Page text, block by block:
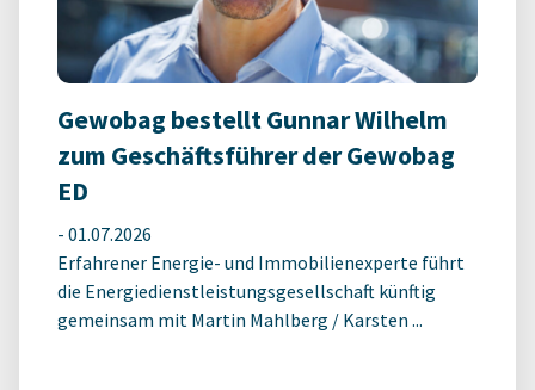
Gewobag bestellt Gunnar Wilhelm
zum Geschäftsführer der Gewobag
ED
- 01.07.2026
Erfahrener Energie- und Immobilienexperte führt
die Energiedienstleistungsgesellschaft künftig
gemeinsam mit Martin Mahlberg / Karsten ...